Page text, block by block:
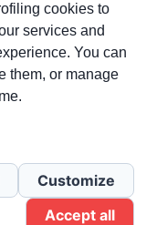
cookies to
services and
You can
them, or manage
Customize
Accept all